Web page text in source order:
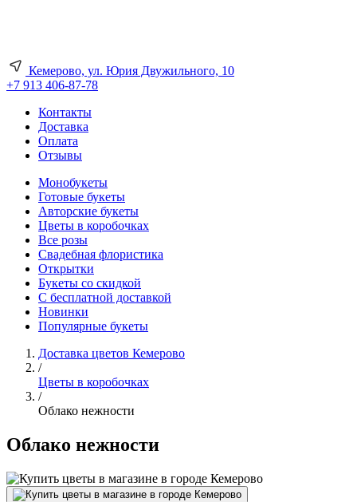
Кемерово, ул. Юрия Двужильного, 10
+7 913 406-87-78
Контакты
Доставка
Оплата
Отзывы
Монобукеты
Готовые букеты
Авторские букеты
Цветы в коробочках
Все розы
Свадебная флористика
Открытки
Букеты со скидкой
С бесплатной доставкой
Новинки
Популярные букеты
Доставка цветов Кемерово
/
Цветы в коробочках
/
Облако нежности
Облако нежности